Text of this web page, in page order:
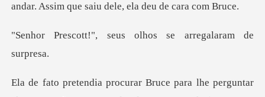
andar. Assim que sa
seus olhos se arre
ara lhe perguntar